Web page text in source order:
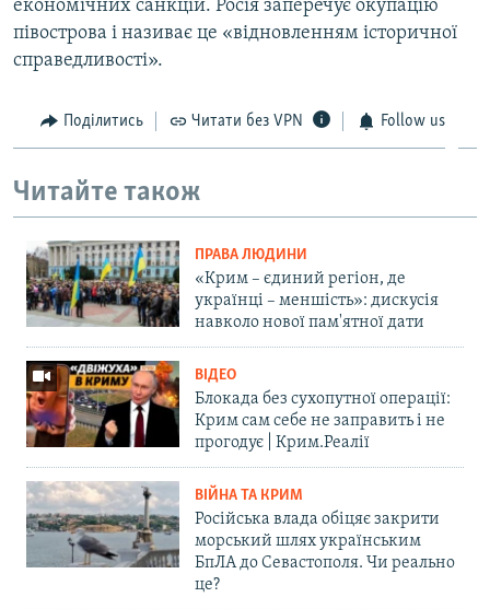
економічних санкцій. Росія заперечує окупацію
півострова і називає це «відновленням історичної
справедливості».
Поділитись Читати без VPN Follow us
Читайте також
ПРАВА ЛЮДИНИ
«Крим – єдиний регіон, де
українці – меншість»: дискусія
навколо нової пам'ятної дати
ВІДЕО
Блокада без сухопутної операції:
Крим сам себе не заправить і не
прогодує | Крим.Реалії
ВІЙНА ТА КРИМ
Російська влада обіцяє закрити
морський шлях українським
БпЛА до Севастополя. Чи реально
це?